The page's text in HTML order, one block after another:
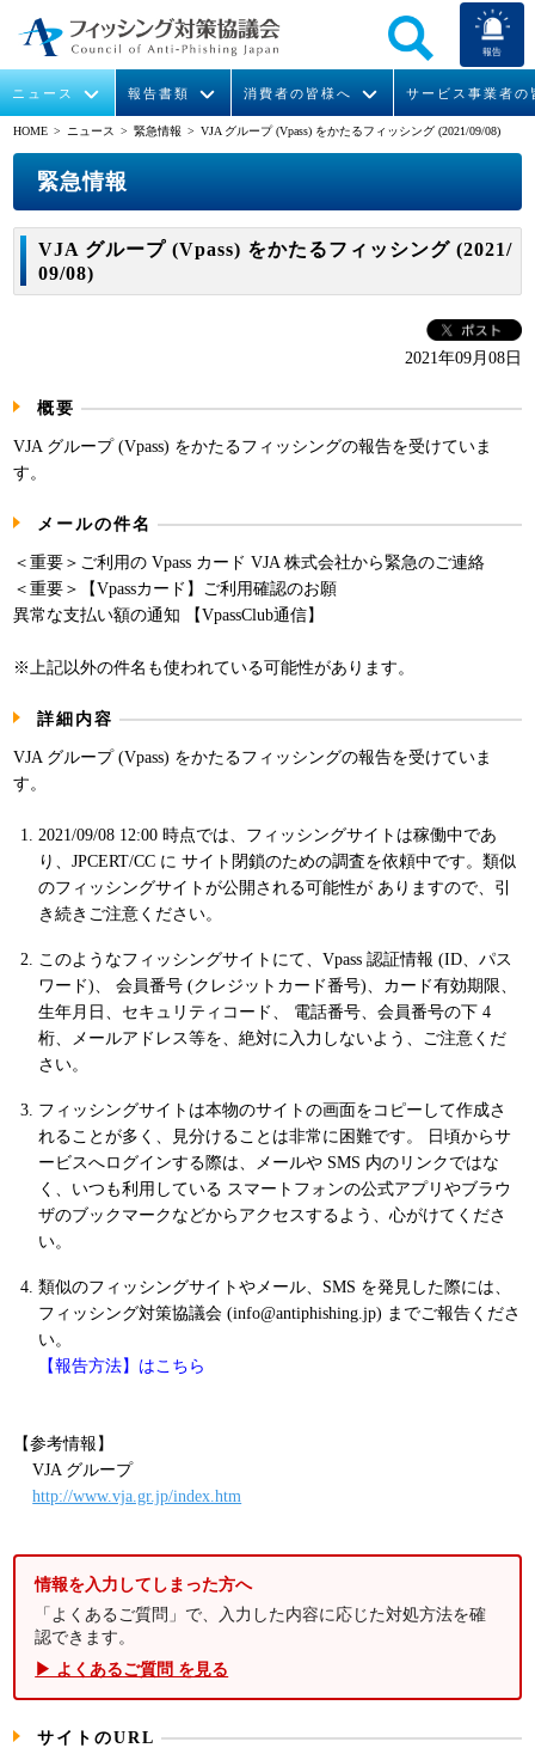
報告
ニュース 報告書類 消費者の皆様へ
マンガでわかるフィッシング詐欺対策 5ヶ条
サービス事業者の
メンバー
パンフレット
HOME > ニュース >緊急情報 > VJA グループ (Vpass) をかたるフィッシング (2021/09/08)
緊急情報
VJA グループ (Vpass) をかたるフィッシング (2021/
09/08)
2021年09月08日
概要
VJA グループ (Vpass) をかたるフィッシングの報告を受けていま
す。
メールの件名
＜重要＞ご利用の Vpass カード VJA 株式会社から緊急のご連絡
＜重要＞【Vpassカード】ご利⽤確認のお願
異常な支払い額の通知 【VpassClub通信】
※上記以外の件名も使われている可能性があります。
詳細内容
VJA グループ (Vpass) をかたるフィッシングの報告を受けていま
す。
2021/09/08 12:00 時点では、フィッシングサイトは稼働中であ
り、JPCERT/CC に サイト閉鎖のための調査を依頼中です。類似
のフィッシングサイトが公開される可能性が ありますので、引
き続きご注意ください。
このようなフィッシングサイトにて、Vpass 認証情報 (ID、パス
ワード)、 会員番号 (クレジットカード番号)、カード有効期限、
生年月日、セキュリティコード、 電話番号、会員番号の下 4
桁、メールアドレス等を、絶対に入力しないよう、ご注意くだ
さい。
フィッシングサイトは本物のサイトの画面をコピーして作成さ
れることが多く、見分けることは非常に困難です。 日頃からサ
ービスへログインする際は、メールや SMS 内のリンクではな
く、いつも利用している スマートフォンの公式アプリやブラウ
ザのブックマークなどからアクセスするよう、心がけてくださ
い。
類似のフィッシングサイトやメール、SMS を発見した際には、
フィッシング対策協議会 (info@antiphishing.jp) までご報告くださ
い。
【報告方法】はこちら
【参考情報】
VJA グループ
http://www.vja.gr.jp/index.htm
情報を入力してしまった方へ
「よくあるご質問」で、入力した内容に応じた対処方法を確
認できます。
▶ よくあるご質問 を見る
サイトのURL